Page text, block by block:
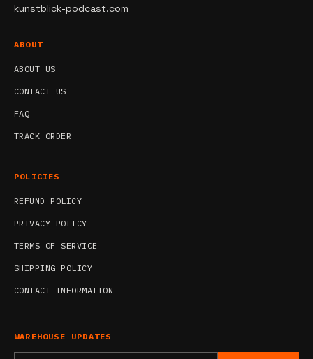
kunstblick-podcast.com
ABOUT
ABOUT US
CONTACT US
FAQ
TRACK ORDER
POLICIES
REFUND POLICY
PRIVACY POLICY
TERMS OF SERVICE
SHIPPING POLICY
CONTACT INFORMATION
WAREHOUSE UPDATES